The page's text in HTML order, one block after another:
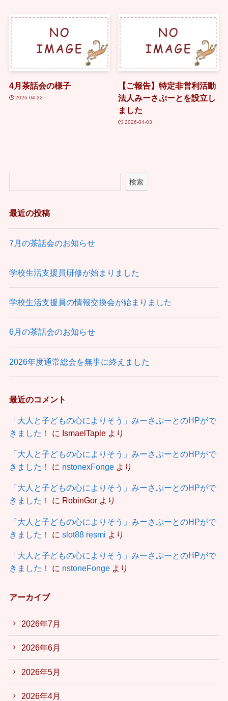
4月茶話会の様子
2026-04-22
【ご報告】特定非営利活動
法人みーさぷーとを設立し
ました
2026-04-03
検索
最近の投稿
7月の茶話会のお知らせ
学校生活支援員研修が始まりました
学校生活支援員の情報交換会が始まりました
6月の茶話会のお知らせ
2026年度通常総会を無事に終えました
最近のコメント
「大人と子どもの心によりそう」みーさぷーとのHPがで
きました！
に IsmaelTapleより
「大人と子どもの心によりそう」みーさぷーとのHPがで
きました！
に nstonexFongeより
「大人と子どもの心によりそう」みーさぷーとのHPがで
きました！
に RobinGorより
「大人と子どもの心によりそう」みーさぷーとのHPがで
きました！
に slot88 resmi より
「大人と子どもの心によりそう」みーさぷーとのHPがで
きました！
に nstoneFongeより
アーカイブ
2026年7月
2026年6月
2026年5月
2026年4月